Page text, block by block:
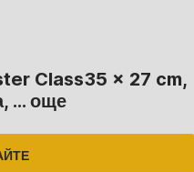
Class35 x 27 cm,
, … още